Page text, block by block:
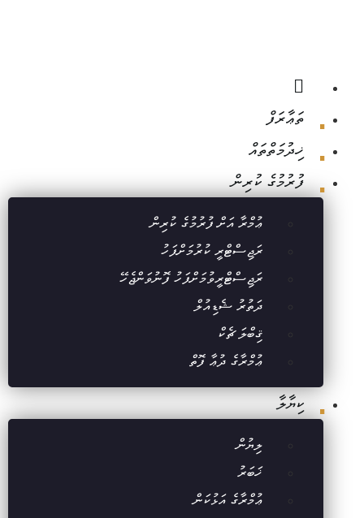
ތަޢާރަފް
ޚިދުމަތްތައް
ފުރުމުގެ ކުރިން
ޢުމްރާ އަށް ފުރުމުގެ ކުރިން
ރަޖިސްޓްރީ ކުރުމަށްފަހު
ރަޖިސްޓްރީވުމަށްފަހު ފޮނުވަންޖެހޭ
ދަތުރު ޝެޑިއުލް
ޤިބްލަ ޗެކް
ޢުމްރާގެ ދުޢާ ފޮތް
ކިޔާލާ
ލިޔުން
ޚަބަރު
ޢުމްރާގެ އަޅުކަން